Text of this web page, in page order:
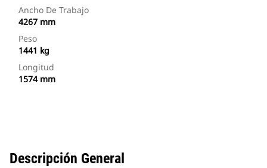
Ancho De Trabajo
4267 mm
Peso
1441 kg
Longitud
1574 mm
Descripción General